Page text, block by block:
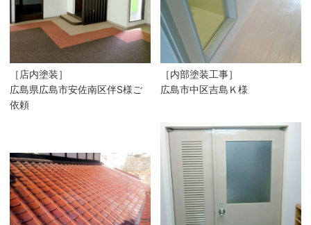
［店内塗装］
広島県広島市安佐南区伴S様ご
依頼
［内部塗装工事］
広島市中区吉島Ｋ様